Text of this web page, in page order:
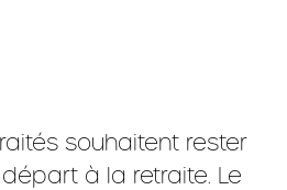
souhaitent rester
à la retraite. Le